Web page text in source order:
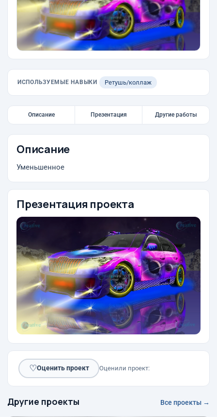
ИСПОЛЬЗУЕМЫЕ НАВЫКИ Ретушь/коллаж
Описание Презентация Другие работы
Описание
Уменьшенное
Презентация проекта
♡Оценить проект Оценили проект:
Другие проекты Все проекты →